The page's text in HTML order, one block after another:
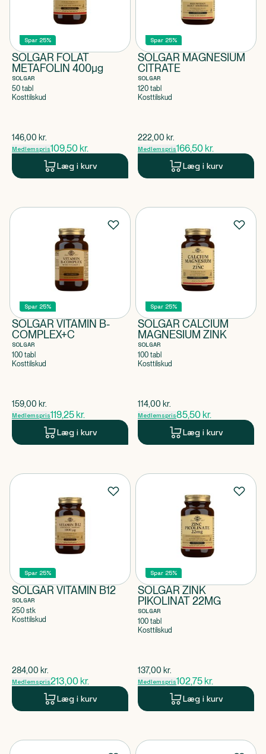
Spar 25%
SOLGAR FOLAT
METAFOLIN 400µg
SOLGAR
50 tabl
Kosttilskud
$gammel pris
146,00 kr.
Medlemspris109,50 kr.
Læg i kurv
Spar 25%
SOLGAR MAGNESIUM
CITRATE
SOLGAR
120 tabl
Kosttilskud
$gammel pris
222,00 kr.
Medlemspris166,50 kr.
Læg i kurv
Spar 25%
SOLGAR VITAMIN B-
COMPLEX+C
SOLGAR
100 tabl
Kosttilskud
$gammel pris
159,00 kr.
Medlemspris119,25 kr.
Læg i kurv
Spar 25%
SOLGAR CALCIUM
MAGNESIUM ZINK
SOLGAR
100 tabl
Kosttilskud
$gammel pris
114,00 kr.
Medlemspris85,50 kr.
Læg i kurv
Spar 25%
SOLGAR VITAMIN B12
SOLGAR
250 stk
Kosttilskud
$gammel pris
284,00 kr.
Medlemspris213,00 kr.
Læg i kurv
Spar 25%
SOLGAR ZINK
PIKOLINAT 22MG
SOLGAR
100 tabl
Kosttilskud
$gammel pris
137,00 kr.
Medlemspris102,75 kr.
Læg i kurv